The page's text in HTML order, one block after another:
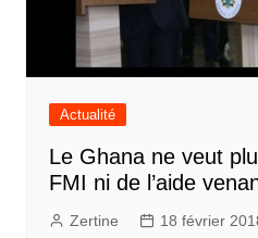
Actualité
Le Ghana ne veut
FMI ni de l’aide
Zertine 18 février